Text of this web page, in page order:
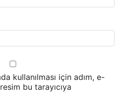
kullanılması için adım, e-
bu tarayıcıya